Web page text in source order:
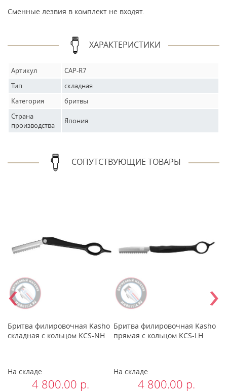
Сменные лезвия в комплект не входят.
ХАРАКТЕРИСТИКИ
Артикул
CAP-R7
Тип
складная
Категория
бритвы
Страна
производства
Япония
СОПУТСТВУЮЩИЕ ТОВАРЫ
Бритва филировочная Kasho
складная с кольцом KCS-NH
На складе
4 800.00 р.
Бритва филировочная Kasho
прямая с кольцом KCS-LH
На складе
4 800.00 р.
‹ ›